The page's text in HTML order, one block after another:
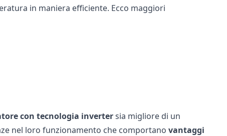
in maniera efficiente. Ecco maggiori
con tecnologia invertersia migliore di un
nel loro funzionamento che comportano vantaggi